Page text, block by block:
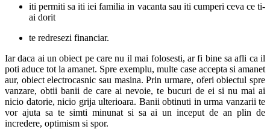
iti permiti sa iti iei familia in vacanta sau iti cumperi ceva ce ti-
ai dorit
te redresezi financiar.
Iar daca ai un obiect pe care nu il mai folosesti, ar fi bine sa afli ca il
poti aduce tot la amanet. Spre exemplu, multe case accepta si amanet
aur, obiect electrocasnic sau masina. Prin urmare, oferi obiectul spre
vanzare, obtii banii de care ai nevoie, te bucuri de ei si nu mai ai
nicio datorie, nicio grija ulterioara. Banii obtinuti in urma vanzarii te
vor ajuta sa te simti minunat si sa ai un inceput de an plin de
incredere, optimism si spor.